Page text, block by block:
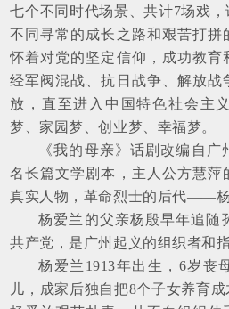
七个不同时代场景、共计7场戏
不同寻常的成长之路和艰苦打拼
怀着对党的坚定信仰，成功教育
经军阀混战、抗日战争、解放战
放，直至进入中国特色社会主
梦、家园梦、创业梦、幸福梦。
《我的母亲》话剧改编自
名长篇文学剧本，主人公方慧萍
真实人物，革命烈士的后代——杨
杨爱兰的父亲杨殷早年追随
共产党，是广州起义的组织者和
杨爱兰1913年出生，6岁丧
儿，成家后独自把8个子女养育